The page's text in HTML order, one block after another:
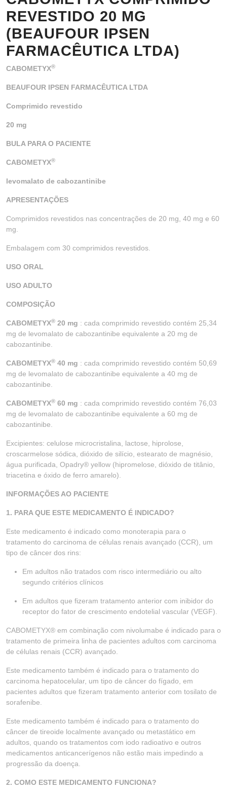
REVESTIDO 20 MG
(BEAUFOUR IPSEN
FARMACÊUTICA LTDA)
CABOMETYX®
BEAUFOUR IPSEN FARMACÊUTICA LTDA
Comprimido revestido
20 mg
BULA PARA O PACIENTE
CABOMETYX®
levomalato de cabozantinibe
APRESENTAÇÕES
Comprimidos revestidos nas concentrações de 20 mg, 40 mg e 60
mg.
Embalagem com 30 comprimidos revestidos.
USO ORAL
USO ADULTO
COMPOSIÇÃO
CABOMETYX® 20 mg : cada comprimido revestido contém 25,34
mg de levomalato de cabozantinibe equivalente a 20 mg de
cabozantinibe.
CABOMETYX® 40 mg : cada comprimido revestido contém 50,69
mg de levomalato de cabozantinibe equivalente a 40 mg de
cabozantinibe.
CABOMETYX® 60 mg : cada comprimido revestido contém 76,03
mg de levomalato de cabozantinibe equivalente a 60 mg de
cabozantinibe.
Excipientes: celulose microcristalina, lactose, hiprolose,
croscarmelose sódica, dióxido de silício, estearato de magnésio,
água purificada, Opadry® yellow (hipromelose, dióxido de titânio,
triacetina e óxido de ferro amarelo).
INFORMAÇÕES AO PACIENTE
1. PARA QUE ESTE MEDICAMENTO É INDICADO?
Este medicamento é indicado como monoterapia para o
tratamento do carcinoma de células renais avançado (CCR), um
tipo de câncer dos rins:
Em adultos não tratados com risco intermediário ou alto
segundo critérios clínicos
Em adultos que fizeram tratamento anterior com inibidor do
receptor do fator de crescimento endotelial vascular (VEGF).
CABOMETYX® em combinação com nivolumabe é indicado para o
tratamento de primeira linha de pacientes adultos com carcinoma
de células renais (CCR) avançado.
Este medicamento também é indicado para o tratamento do
carcinoma hepatocelular, um tipo de câncer do fígado, em
pacientes adultos que fizeram tratamento anterior com tosilato de
sorafenibe.
Este medicamento também é indicado para o tratamento do
câncer de tireoide localmente avançado ou metastático em
adultos, quando os tratamentos com iodo radioativo e outros
medicamentos anticancerígenos não estão mais impedindo a
progressão da doença.
2. COMO ESTE MEDICAMENTO FUNCIONA?